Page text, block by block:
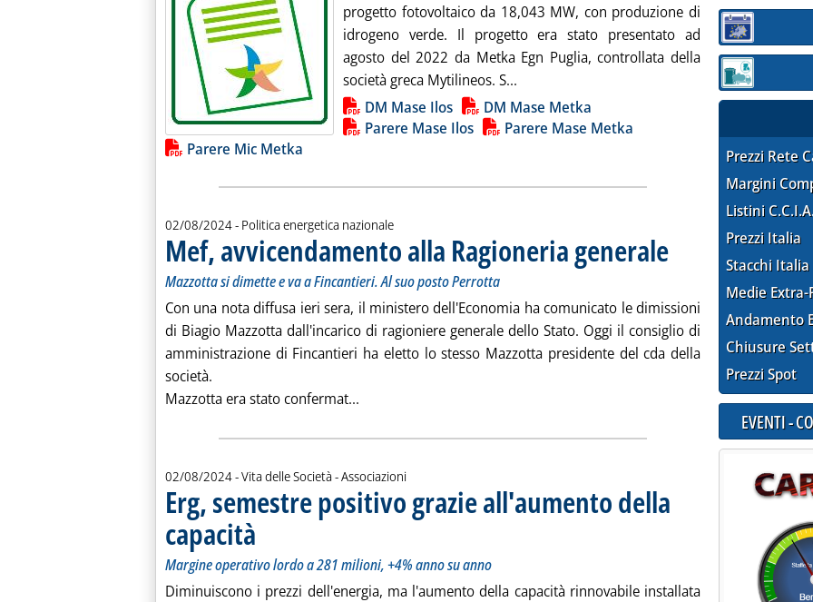
progetto fotovoltaico da 18,043 MW, con produzione di
idrogeno verde. Il progetto era stato presentato ad
agosto del 2022 da Metka Egn Puglia, controllata della
società greca Mytilineos. S... Leggi tutta la notizia: 'FV Italia, due Via
Lista allegati PDF alla notizia
DM Mase Ilos
DM Mase Metka
Parere Mase Ilos
Parere Mase Metka
Parere Mic Metka
02/08/2024- Politica energetica nazionale
Mef, avvicendamento alla Ragioneria generale . Sottotitolo: Mazzotta si
. Pubblicata venerdì 02 agosto
Mazzotta si dimette e va a Fincantieri. Al suo posto Perrotta
Con una nota diffusa ieri sera, il ministero dell'Economia ha comunicato le dimissioni
di Biagio Mazzotta dall'incarico di ragioniere generale dello Stato. Oggi il consiglio di
amministrazione di Fincantieri ha eletto lo stesso Mazzotta presidente del cda della
società.
Mazzotta era stato confermat... Leggi tutta la notizia: 'Mef, avvicendamento alla Ragioneria generale'
02/08/2024- Vita delle Società - Associazioni
Erg, semestre positivo grazie all'aumento della
capacità . Sottotitolo: Margine operativo lordo a 281 milioni, +4% anno su anno
. Pubblicata venerdì 02 agosto 2024 alle 15.51.
Margine operativo lordo a 281 milioni, +4% anno su anno
Diminuiscono i prezzi dell'energia, ma l'aumento della capacità rinnovabile installata
Sezione:
Sezione:
Prezzi Rete
Margini
Listini
Prezzi Italia
Stacchi Italia
Medie Extra-
Andamento
Chiusure
Prezzi Spot
EVENTI -